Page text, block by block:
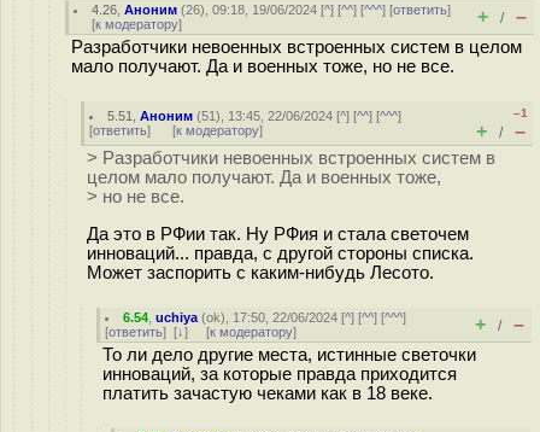
4.26 ,Аноним (26), 09:18, 19/06/2024 [^] [^^] [^^^] [ответить]
[к модератору] + / –
Разработчики невоенных встроенных систем в целом
мало получают. Да и военных тоже, но не все.
5.51 ,Аноним (51), 13:45, 22/06/2024 [^] [^^] [^^^]
[ответить] [к модератору]
–1
+ / –
> Разработчики невоенных встроенных систем в
целом мало получают. Да и военных тоже,
> но не все.
Да это в РФии так. Ну РФия и стала светочем
инноваций... правда, с другой стороны списка.
Может заспорить с каким-нибудь Лесото.
6.54 ,uchiya (ok), 17:50, 22/06/2024 [^] [^^] [^^^]
[ответить] [↓] [к модератору] + / –
То ли дело другие места, истинные светочки
инноваций, за которые правда приходится
платить зачастую чеками как в 18 веке.